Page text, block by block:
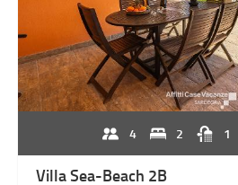
4 2 1
Villa Sea-Beach 2B